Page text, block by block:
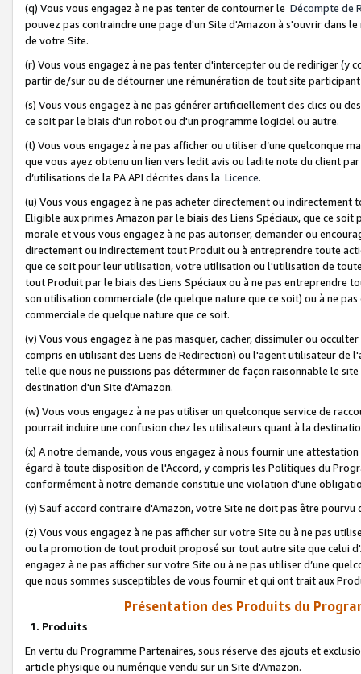
(q) Vous vous engagez à ne pas tenter de contourner le Décompte de
pouvez pas contraindre une page d'un Site d'Amazon à s'ouvrir dans
de votre Site.
(r) Vous vous engagez à ne pas tenter d'intercepter ou de rediriger
partir de/sur ou de détourner une rémunération de tout site
(s) Vous vous engagez à ne pas générer artificiellement des clics ou
ce soit par le biais d'un robot ou d'un programme logiciel ou autre.
(t) Vous vous engagez à ne pas afficher ou utiliser d’une quelconque
que vous ayez obtenu un lien vers ledit avis ou ladite note du client
d’utilisations de la PA API décrites dans la Licence.
(u) Vous vous engagez à ne pas acheter directement ou
Eligible aux primes Amazon par le biais des Liens Spéciaux, que ce
morale et vous vous engagez à ne pas autoriser, demander ou
directement ou indirectement tout Produit ou à entreprendre toute
que ce soit pour leur utilisation, votre utilisation ou l'utilisation de
tout Produit par le biais des Liens Spéciaux ou à ne pas entreprendre
son utilisation commerciale (de quelque nature que ce soit) ou à ne
commerciale de quelque nature que ce soit.
(v) Vous vous engagez à ne pas masquer, cacher, dissimuler ou
compris en utilisant des Liens de Redirection) ou l'agent utilisateur
telle que nous ne puissions pas déterminer de façon raisonnable le
destination d'un Site d'Amazon.
(w) Vous vous engagez à ne pas utiliser un quelconque service de
pourrait induire une confusion chez les utilisateurs quant à la
(x) A notre demande, vous vous engagez à nous fournir une
égard à toute disposition de l'Accord, y compris les Politiques du
conformément à notre demande constitue une violation d'une
(y) Sauf accord contraire d'Amazon, votre Site ne doit pas être
(z) Vous vous engagez à ne pas afficher sur votre Site ou à ne pas
ou la promotion de tout produit proposé sur tout autre site que celui
engagez à ne pas afficher sur votre Site ou à ne pas utiliser d’une
que nous sommes susceptibles de vous fournir et qui ont trait aux
Présentation des Produits du
1. Produits
En vertu du Programme Partenaires, sous réserve des ajouts et
article physique ou numérique vendu sur un Site d'Amazon.